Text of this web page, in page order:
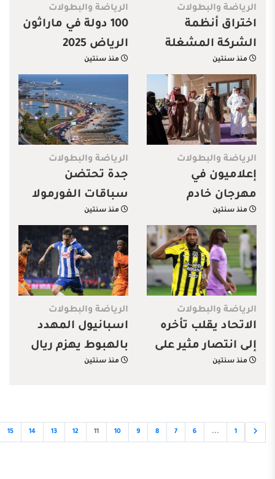
الرياضة والبطولات
اختراق أنظمة
الشركة المشغلة
لمتجر نادي الوحدة
منذ سنتين
الرياضة والبطولات
100 دولة في ماراثون
الرياض 2025
منذ سنتين
الرياضة والبطولات
إعلاميون في
مهرجان خادم
الحرمين الشريفين
للهجن 2025
منذ سنتين
الرياضة والبطولات
جدة تحتضن
سباقات الفورمولا
إي للمرة الأولى
منذ سنتين
الرياضة والبطولات
الاتحاد يقلب تأخره
إلى انتصار مثير على
الخلود
منذ سنتين
الرياضة والبطولات
اسبانيول المهدد
بالهبوط يهزم ريال
مدريد المتصدر
منذ سنتين
1
...
6
7
8
9
10
11
12
13
14
15